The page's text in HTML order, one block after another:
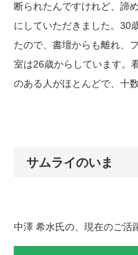
断られたんですけれど、諦
にしていただきました。30
たので、書壇からも離れ、
室は26歳からしています。
のある人がほとんどで、十
サムライのいま
中澤 希水氏の、現在のご活